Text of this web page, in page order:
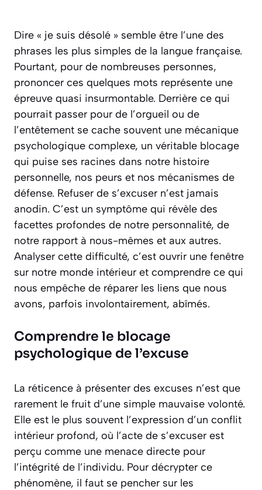
Dire « je suis désolé » semble être l’une des
phrases les plus simples de la langue française.
Pourtant, pour de nombreuses personnes,
prononcer ces quelques mots représente une
épreuve quasi insurmontable. Derrière ce qui
pourrait passer pour de l’orgueil ou de
l’entêtement se cache souvent une mécanique
psychologique complexe, un véritable blocage
qui puise ses racines dans notre histoire
personnelle, nos peurs et nos mécanismes de
défense. Refuser de s’excuser n’est jamais
anodin. C’est un symptôme qui révèle des
facettes profondes de notre personnalité, de
notre rapport à nous-mêmes et aux autres.
Analyser cette difficulté, c’est ouvrir une fenêtre
sur notre monde intérieur et comprendre ce qui
nous empêche de réparer les liens que nous
avons, parfois involontairement, abîmés.
Comprendre le blocage
psychologique de l’excuse
La réticence à présenter des excuses n’est que
rarement le fruit d’une simple mauvaise volonté.
Elle est le plus souvent l’expression d’un conflit
intérieur profond, où l’acte de s’excuser est
perçu comme une menace directe pour
l’intégrité de l’individu. Pour décrypter ce
phénomène, il faut se pencher sur les